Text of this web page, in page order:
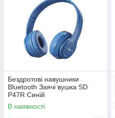
Бездротові навушники
Bluetooth Заячі вушка SD
P47R Синій
В наявності